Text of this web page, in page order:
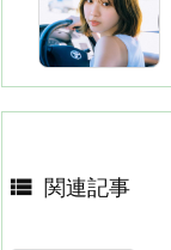
 関連記事